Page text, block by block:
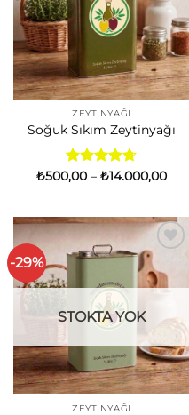
ZEYTINYAĞI
Soğuk Sıkım Zeytinyağı
5
aldı
₺500,00 – ₺14.000,00Fiyat
-29%
İstek
Listesine
Ekle
STOKTA YOK
ZEYTINYAĞI